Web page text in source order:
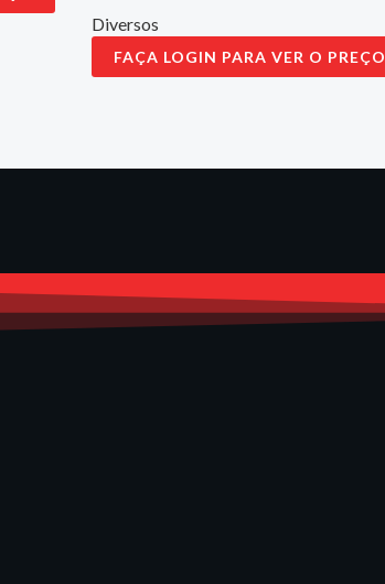
Diversos
FAÇA LOGIN PARA VER O PREÇO